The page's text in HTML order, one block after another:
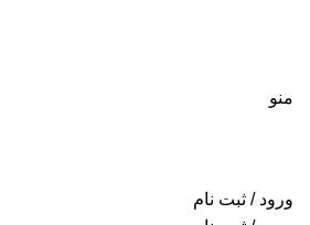
منو
ورود / ثبت نام